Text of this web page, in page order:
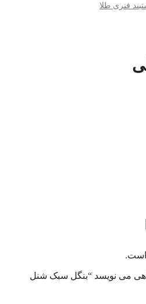
فنری طلا
است.
می نویسد “بنگل سبک شنل